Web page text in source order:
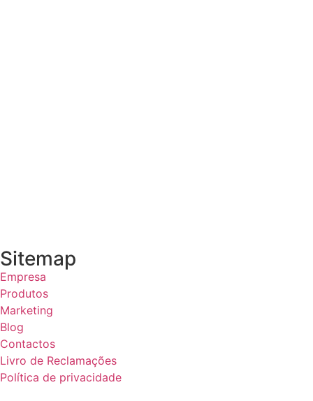
Sitemap
Empresa
Produtos
Marketing
Blog
Contactos
Livro de Reclamações
Política de privacidade